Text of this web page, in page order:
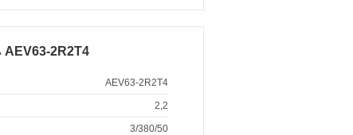
2R2T4
AEV63-2R2T4
2,2
3/380/50